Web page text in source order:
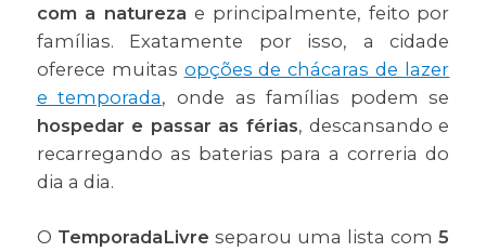
com a natureza e principalmente, feito por
famílias. Exatamente por isso, a cidade
oferece muitas opções de chácaras de lazer
e temporada, onde as famílias podem se
hospedar e passar as férias, descansando e
recarregando as baterias para a correria do
dia a dia.
O TemporadaLivre separou uma lista com5